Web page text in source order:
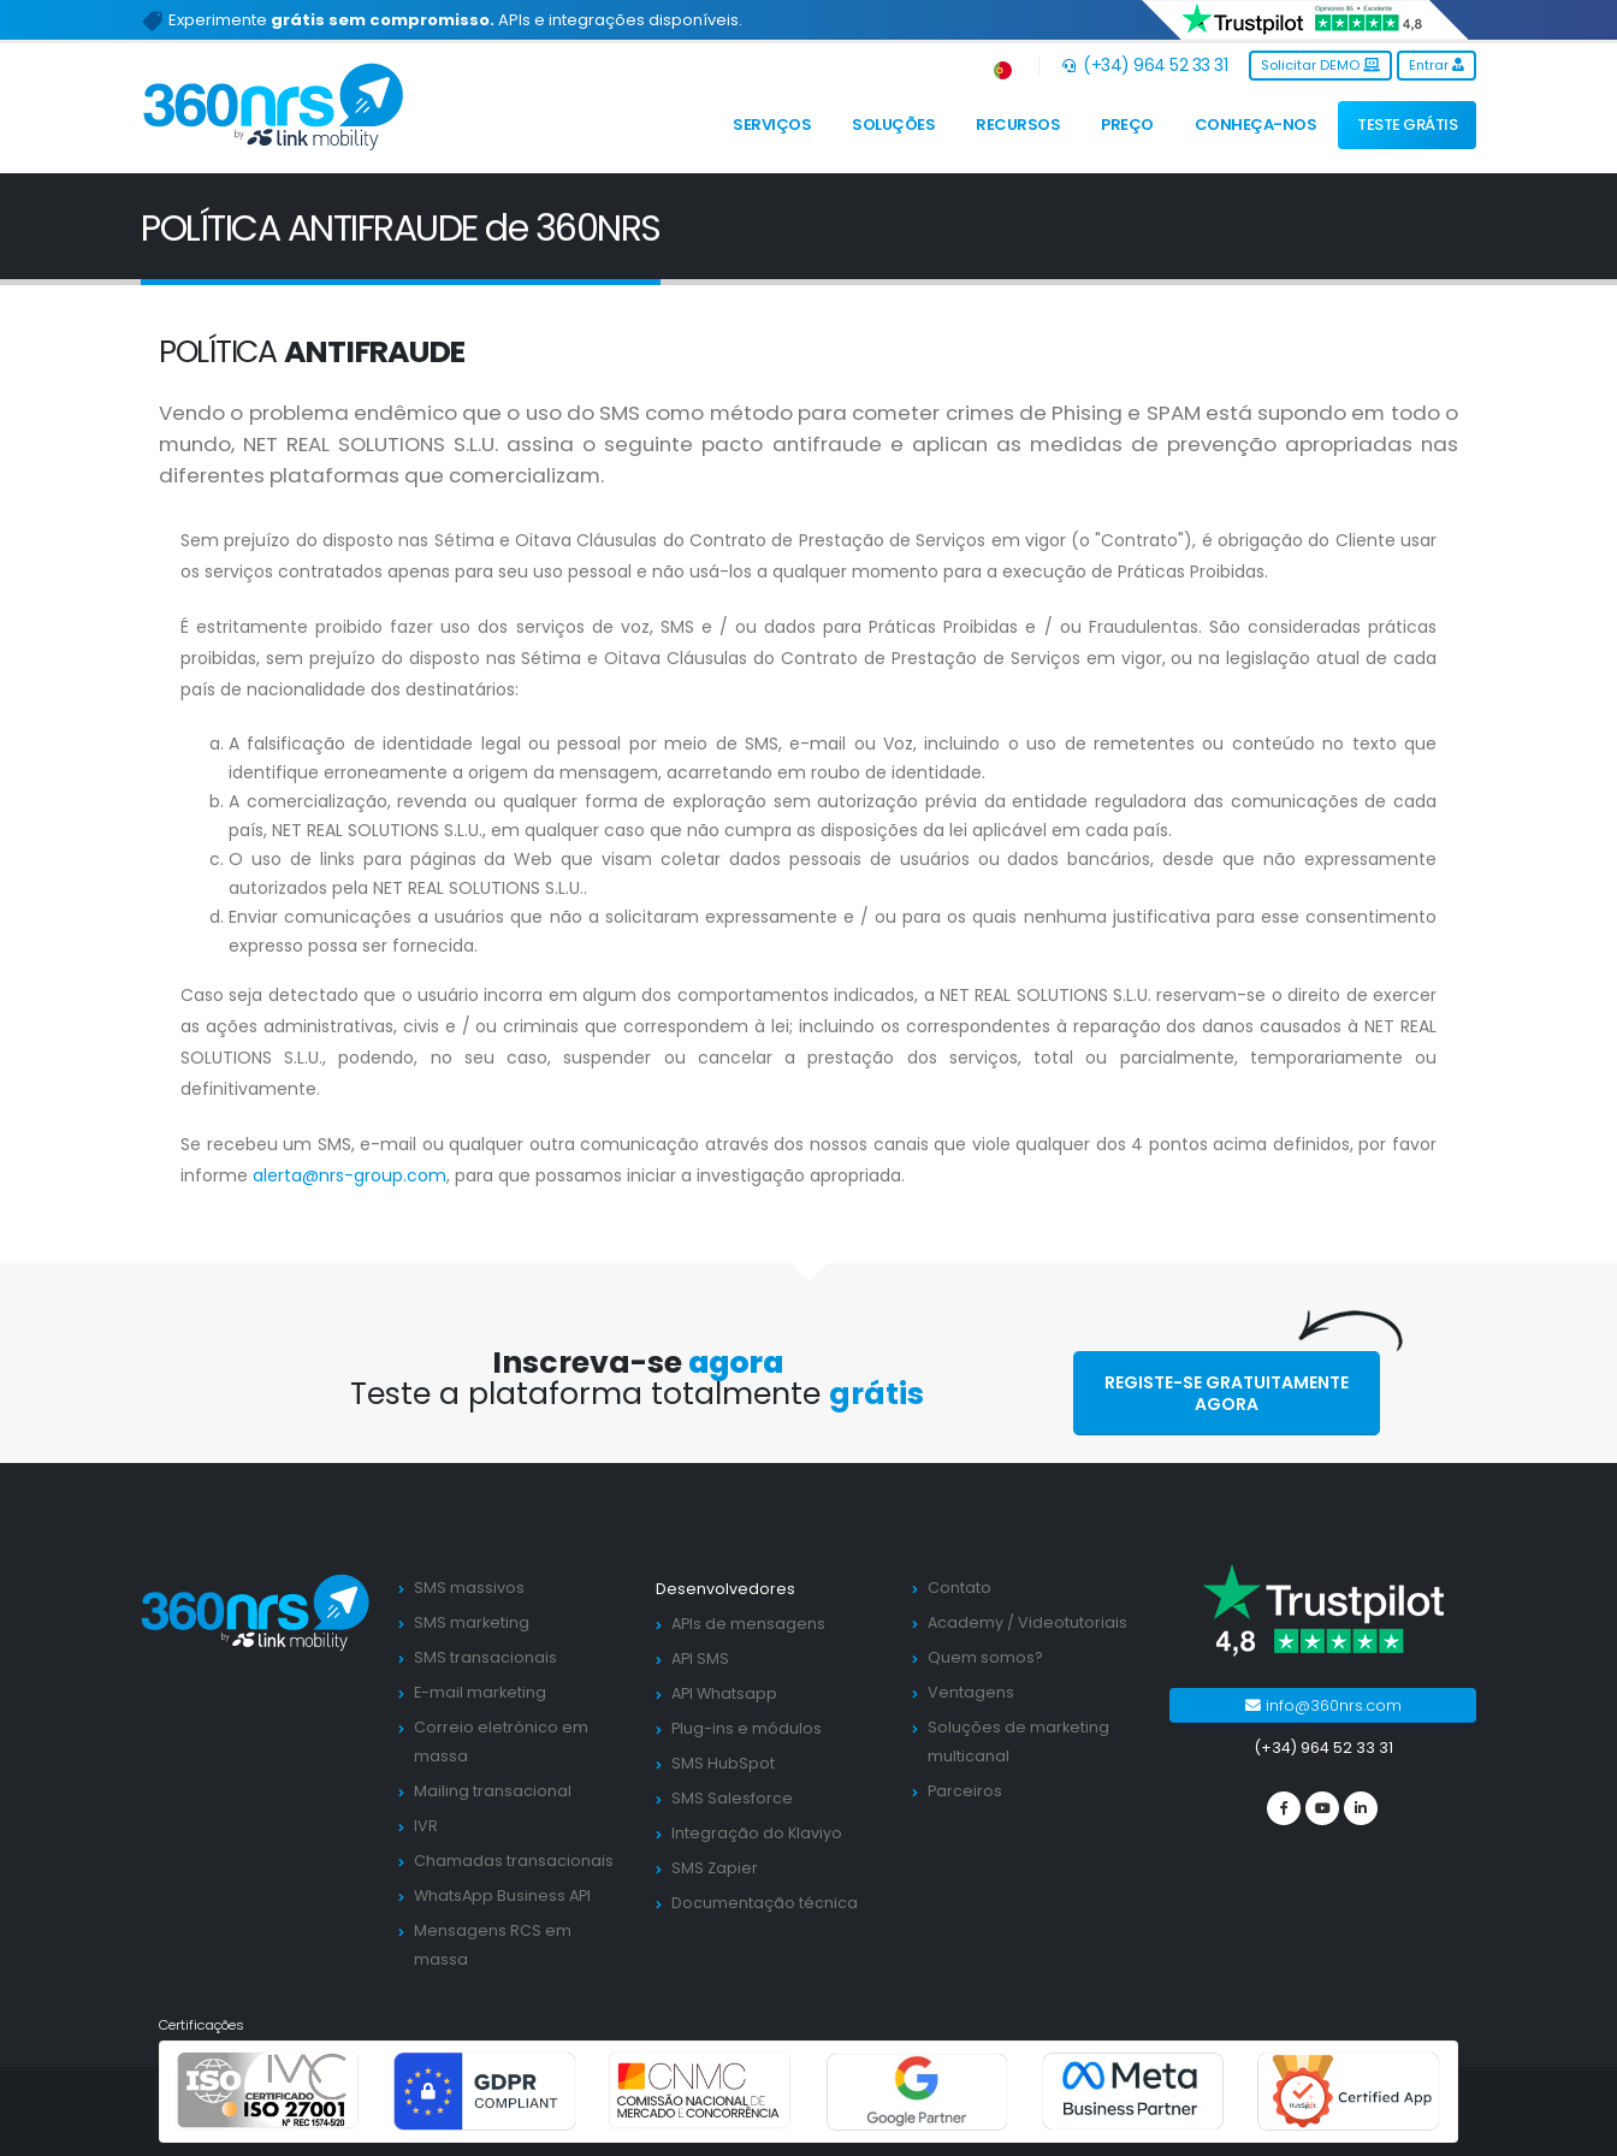
Experimente grátis sem compromisso.APIs e integrações disponíveis.
(+34) 964 52 33 31 Solicitar DEMO Entrar
SERVIÇOS SOLUÇÕES RECURSOS PREÇO CONHEÇA-NOS TESTE GRÁTIS
POLÍTICA ANTIFRAUDE de 360NRS
POLÍTICAANTIFRAUDE
Vendo o problema endêmico que o uso do SMS como método para cometer crimes de Phising e SPAM está supondo em todo o
mundo, NET REAL SOLUTIONS S.L.U. assina o seguinte pacto antifraude e aplican as medidas de prevenção apropriadas nas
diferentes plataformas que comercializam.
Sem prejuízo do disposto nas Sétima e Oitava Cláusulas do Contrato de Prestação de Serviços em vigor (o "Contrato"), é obrigação do Cliente usar
os serviços contratados apenas para seu uso pessoal e não usá-los a qualquer momento para a execução de Práticas Proibidas.
É estritamente proibido fazer uso dos serviços de voz, SMS e / ou dados para Práticas Proibidas e / ou Fraudulentas. São consideradas práticas
proibidas, sem prejuízo do disposto nas Sétima e Oitava Cláusulas do Contrato de Prestação de Serviços em vigor, ou na legislação atual de cada
país de nacionalidade dos destinatários:
A falsificação de identidade legal ou pessoal por meio de SMS, e-mail ou Voz, incluindo o uso de remetentes ou conteúdo no texto que
identifique erroneamente a origem da mensagem, acarretando em roubo de identidade.
A comercialização, revenda ou qualquer forma de exploração sem autorização prévia da entidade reguladora das comunicações de cada
país, NET REAL SOLUTIONS S.L.U., em qualquer caso que não cumpra as disposições da lei aplicável em cada país.
O uso de links para páginas da Web que visam coletar dados pessoais de usuários ou dados bancários, desde que não expressamente
autorizados pela NET REAL SOLUTIONS S.L.U..
Enviar comunicações a usuários que não a solicitaram expressamente e / ou para os quais nenhuma justificativa para esse consentimento
expresso possa ser fornecida.
Caso seja detectado que o usuário incorra em algum dos comportamentos indicados, a NET REAL SOLUTIONS S.L.U. reservam-se o direito de exercer
as ações administrativas, civis e / ou criminais que correspondem à lei; incluindo os correspondentes à reparação dos danos causados à NET REAL
SOLUTIONS S.L.U., podendo, no seu caso, suspender ou cancelar a prestação dos serviços, total ou parcialmente, temporariamente ou
definitivamente.
Se recebeu um SMS, e-mail ou qualquer outra comunicação através dos nossos canais que viole qualquer dos 4 pontos acima definidos, por favor
informe alerta@nrs-group.com, para que possamos iniciar a investigação apropriada.
Inscreva-seagora
Teste a plataforma totalmente grátis
REGISTE-SE GRATUITAMENTE
AGORA
SMS massivos
SMS marketing
SMS transacionais
E-mail marketing
Correio eletrónico em
massa
Mailing transacional
IVR
Chamadas transacionais
WhatsApp Business API
Mensagens RCS em
massa
Desenvolvedores
APIs de mensagens
API SMS
API Whatsapp
Plug-ins e módulos
SMS HubSpot
SMS Salesforce
Integração do Klaviyo
SMS Zapier
Documentação técnica
Contato
Academy /Videotutoriais
Quem somos?
Ventagens
Soluções de marketing
multicanal
Parceiros
info@360nrs.com
(+34) 964 52 33 31
Certificações